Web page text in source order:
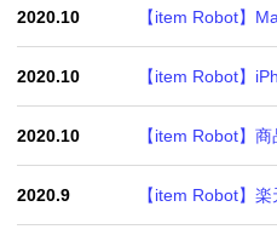
2020.10 【item Robot】
2020.10 【item Robot】
2020.10 【item Robot】
2020.9 【item Robot】